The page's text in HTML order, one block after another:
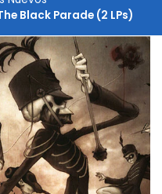
Black Parade (2 LPs)